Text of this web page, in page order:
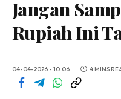
Jangan
Rupiah Ini
04-04-2026 - 10.06 4 MINS